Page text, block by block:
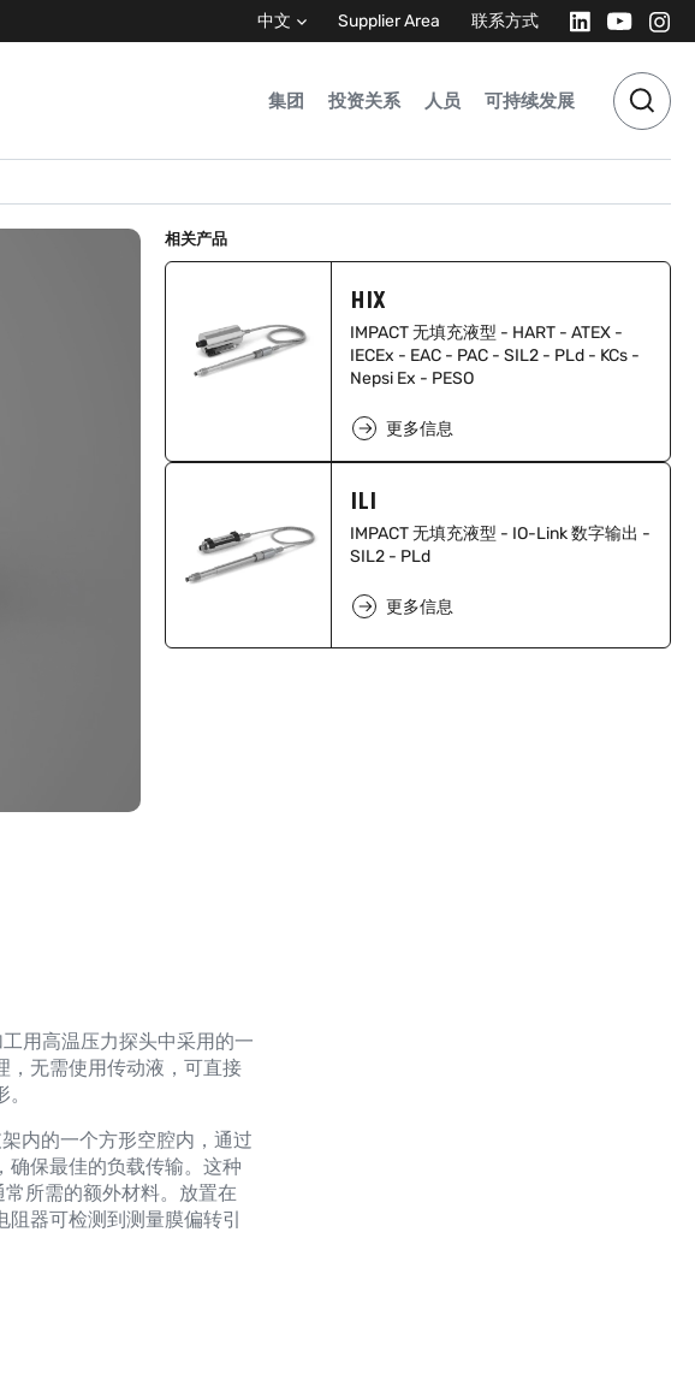
中文 Supplier Area 联系方式
集团 投资关系 人员 可持续发展
相关产品
HIX
IMPACT 无填充液型 - HART - ATEX -
IECEx - EAC - PAC - SIL2 - PLd - KCs -
Nepsi Ex - PESO
更多信息
ILI
IMPACT 无填充液型 - IO-Link 数字输出 -
SIL2 - PLd
更多信息
用高温压力探头中采用的一
，无需使用传动液，可直接
内的一个方形空腔内，通过
确保最佳的负载传输。这种
所需的额外材料。放置在
器可检测到测量膜偏转引